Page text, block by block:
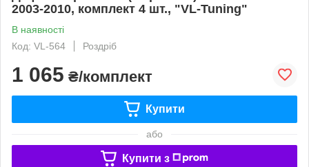
2003-2010, комплект 4 шт., "VL-Tuning"
В наявності
Код: VL-564
Роздріб
1 065 ₴/комплект
Купити
або
Купити з